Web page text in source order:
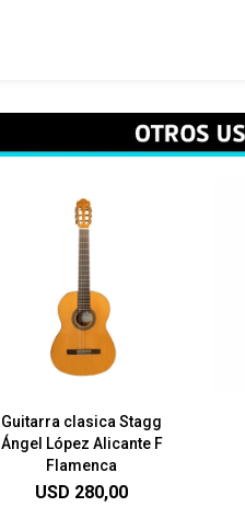
Guitarra clasica Stagg
Ángel López Alicante F
Flamenca
USD 280,00